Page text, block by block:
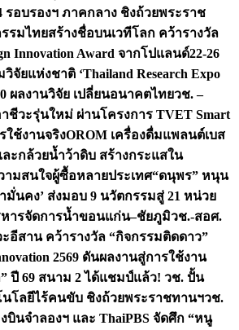
รอบรองฯ ภาคกลาง ชิงถ้วยพระราช
รมไทยสร้างชื่อบนเวทีโลก คว้ารางวัล
Innovation Award จากโปแลนด์22-26
จัยแห่งชาติ ‘Thailand Research Expo
ผลงานวิจัย เปลี่ยนอนาคตไทยวช. –
ชีวะรุ่นใหม่ ผ่านโครงการ TVET Smart
ใช้งานจริงOROM เครื่องดื่มแพลนต์เบส
ะกล้วยน้ำว้าดิบ สร้างกระแสใน
ามสนใจผู้ซื้อหลายประเทศ“ดนุพร” หนุน
มั่นคง’ ส่งมอบ 9 นวัตกรรมสู่ 21 หน่วย
ารจัดการน้ำขอนแก่น–ชัยภูมิวช.-สอศ.
อีสาน คว้ารางวัล “กิจกรรมติดดาว”
2569 ดันผลงานสู่การใช้งาน
ปี 69 สนาม 2 ได้แชมป์แล้ว! วช. ปั้น
นโลยีไร้คนขับ ชิงถ้วยพระราชทานฯวช.
นจำลองฯ และ ThaiPBS จัดศึก “หนู